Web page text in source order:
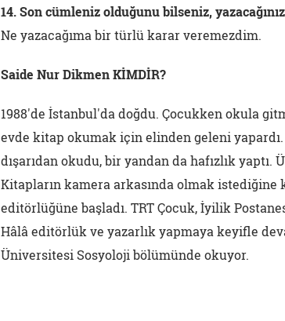
14. Son cümleniz olduğunu bilseniz,
Ne yazacağıma bir türlü karar veremezdim.
Saide Nur Dikmen KİMDİR?
1988'de İstanbul'da doğdu. Çocukken okula
evde kitap okumak için elinden geleni
dışarıdan okudu, bir yandan da hafızlık
Kitapların kamera arkasında olmak
editörlüğüne başladı. TRT Çocuk, İyilik
Hâlâ editörlük ve yazarlık yapmaya keyifle
Üniversitesi Sosyoloji bölümünde okuyor.